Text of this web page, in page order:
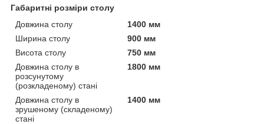
Габаритні розміри столу
Довжина столу
1400 мм
Ширина столу
900 мм
Висота столу
750 мм
Довжина столу в
розсунутому
(розкладеному) стані
1800 мм
Довжина столу в
зрушеному (складеному)
стані
1400 мм